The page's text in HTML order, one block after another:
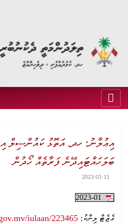
އިޢުލާނު: ހދ. އަތޮޅު ކައުންސިލް
ބަލަހައްޓައިދޭނެ ފަރާތެއް ހޯދުން
2023-01-11
2023-01
ގެޒެޓް ލިންކު:iulaan/223465